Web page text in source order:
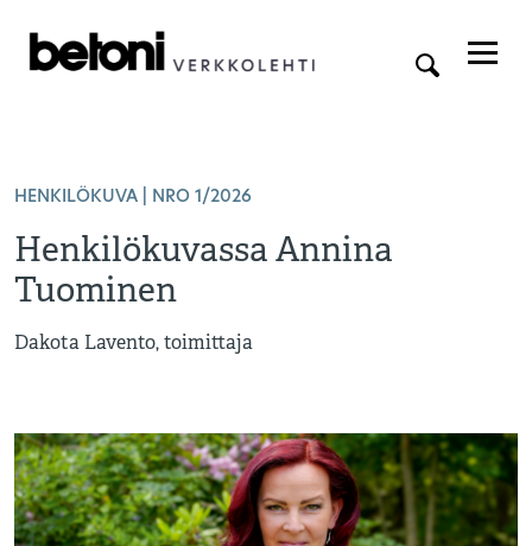
HENKILÖKUVA | NRO 1/2026
Henkilökuvassa Annina
Tuominen
Dakota Lavento, toimittaja